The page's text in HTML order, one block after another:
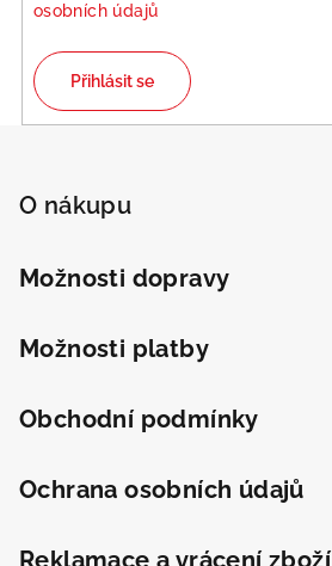
osobních údajů
Přihlásit se
O nákupu
Možnosti dopravy
Možnosti platby
Obchodní podmínky
Ochrana osobních údajů
Reklamace a vrácení zboží
Powered by chaterimo